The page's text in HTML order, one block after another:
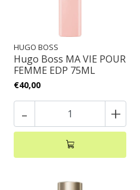
HUGO BOSS
Hugo Boss MA VIE POUR
FEMME EDP 75ML
€40,00
- +